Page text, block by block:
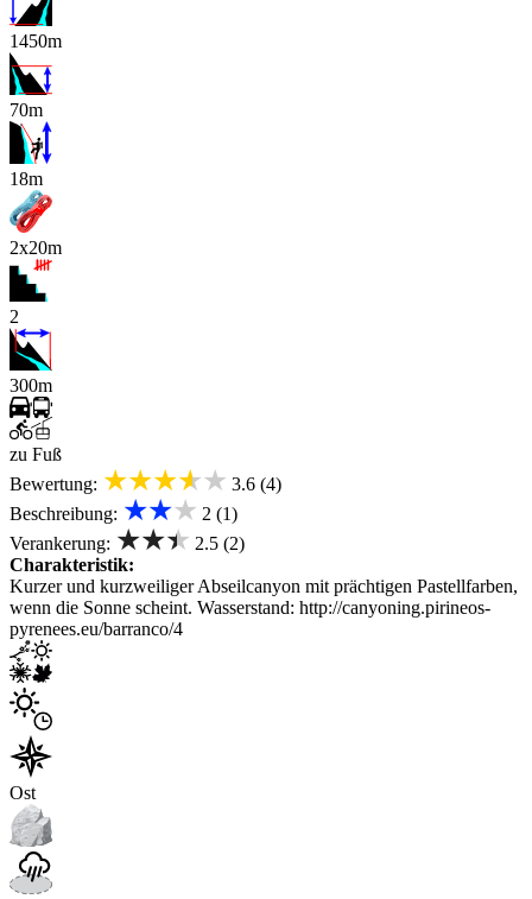
1450m
70m
x
18m
2x20m
2
300m
zu Fuß
Bewertung: ★★★★★ 3.6 (4)
Beschreibung: ★★★ 2 (1)
Verankerung: ★★★ 2.5 (2)
Charakteristik:
Kurzer und kurzweiliger Abseilcanyon mit prächtigen Pastellfarben,
wenn die Sonne scheint. Wasserstand: http://canyoning.pirineos-
pyrenees.eu/barranco/4
Ost